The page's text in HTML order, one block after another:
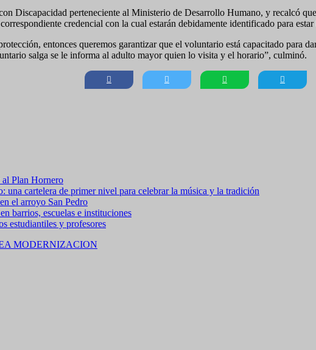
Discapacidad perteneciente al Ministerio de Desarrollo Humano, y recalcó
credencial con la cual estarán debidamente identificado para
entonces queremos garantizar que el voluntario está capacitado para
salga se le informa al adulto mayor quien lo visita y el horario”, culminó.
al Plan Hornero
una cartelera de primer nivel para celebrar la música y la tradición
el arroyo San Pedro
barrios, escuelas e instituciones
estudiantiles y profesores
MODERNIZACION